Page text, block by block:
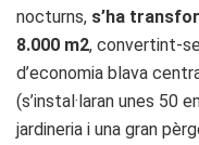
nocturns, s’ha
8.000 m2, convertint-
d’economia blava
(s’instal·laran unes 50
jardineria i una gran